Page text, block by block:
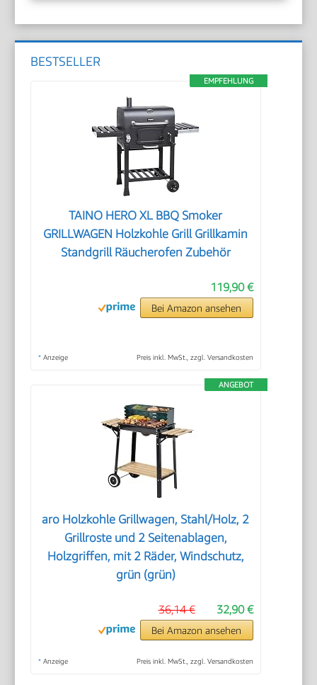
BESTSELLER
EMPFEHLUNG
TAINO HERO XL BBQ Smoker
GRILLWAGEN Holzkohle Grill Grillkamin
Standgrill Räucherofen Zubehör
119,90 €
Bei Amazon ansehen
* Anzeige Preis inkl. MwSt., zzgl. Versandkosten
ANGEBOT
aro Holzkohle Grillwagen, Stahl/Holz, 2
Grillroste und 2 Seitenablagen,
Holzgriffen, mit 2 Räder, Windschutz,
grün (grün)
32,90 €
36,14 €
Bei Amazon ansehen
* Anzeige Preis inkl. MwSt., zzgl. Versandkosten